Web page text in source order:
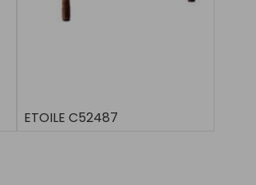
ETOILE C52487